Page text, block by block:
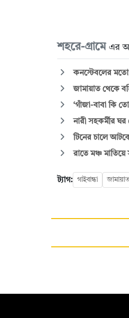
শহরে-গ্রামে এর
কনস্টেবলের
জামায়াত থেকে
‘গাঁজা-বাবা কি
নারী সহকর্মীর
টিনের চালে আটকে
রাতে মঞ্চ
ট্যাগ: গাইবান্ধা